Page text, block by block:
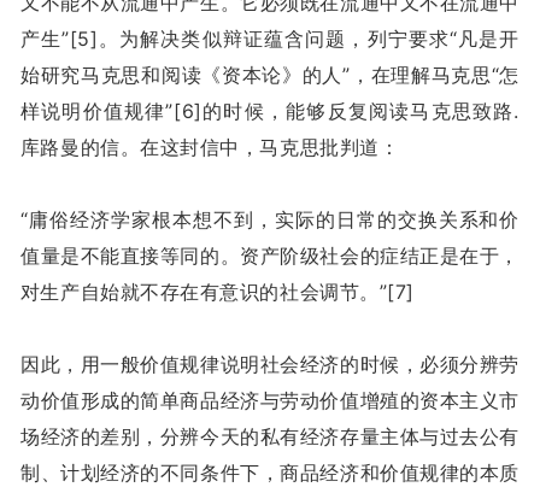
产生”[5]。为解决类似辩证蕴含问题，列宁要求“凡是开
始研究马克思和阅读《资本论》的人”，在理解马克思“怎
样说明价值规律”[6]的时候，能够反复阅读马克思致路.
库路曼的信。在这封信中，马克思批判道：
“庸俗经济学家根本想不到，实际的日常的交换关系和价
值量是不能直接等同的。资产阶级社会的症结正是在于，
对生产自始就不存在有意识的社会调节。”[7]
因此，用一般价值规律说明社会经济的时候，必须分辨劳
动价值形成的简单商品经济与劳动价值增殖的资本主义市
场经济的差别，分辨今天的私有经济存量主体与过去公有
制、计划经济的不同条件下，商品经济和价值规律的本质